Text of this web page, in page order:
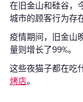
在旧金山和硅谷，
城市的顾客行为存
疫情期间，旧金山
量则增长了99%。
这些夜猫子都在吃
烤店。